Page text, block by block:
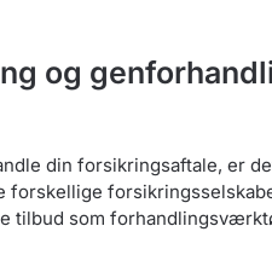
og
din forsikringsaftale, er
forskellige
tilbud som